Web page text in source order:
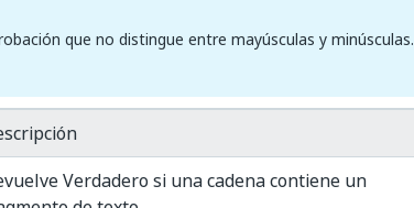
que no distingue entre mayúsculas y minúsculas.
Verdadero si una cadena contiene un